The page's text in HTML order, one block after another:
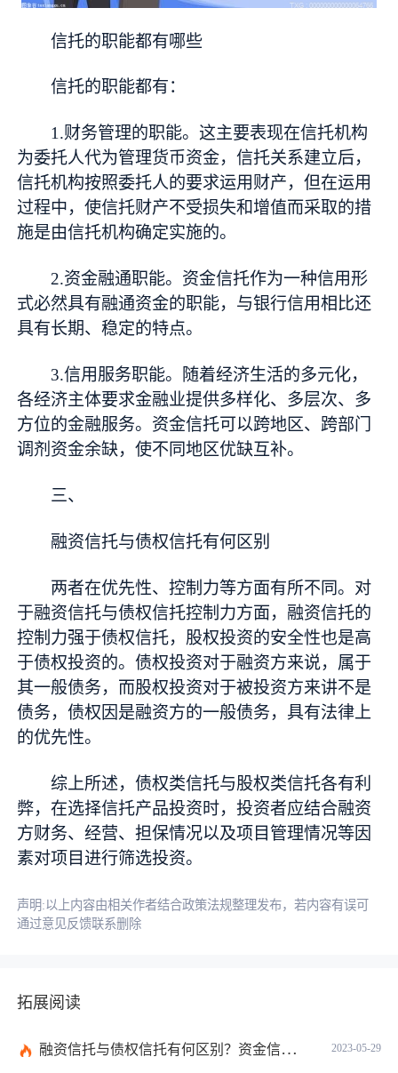
信托的职能都有哪些
信托的职能都有：
1.财务管理的职能。这主要表现在信托机构
为委托人代为管理货币资金，信托关系建立后，
信托机构按照委托人的要求运用财产，但在运用
过程中，使信托财产不受损失和增值而采取的措
施是由信托机构确定实施的。
2.资金融通职能。资金信托作为一种信用形
式必然具有融通资金的职能，与银行信用相比还
具有长期、稳定的特点。
3.信用服务职能。随着经济生活的多元化，
各经济主体要求金融业提供多样化、多层次、多
方位的金融服务。资金信托可以跨地区、跨部门
调剂资金余缺，使不同地区优缺互补。
三、
融资信托与债权信托有何区别
两者在优先性、控制力等方面有所不同。对
于融资信托与债权信托控制力方面，融资信托的
控制力强于债权信托，股权投资的安全性也是高
于债权投资的。债权投资对于融资方来说，属于
其一般债务，而股权投资对于被投资方来讲不是
债务，债权因是融资方的一般债务，具有法律上
的优先性。
综上所述，债权类信托与股权类信托各有利
弊，在选择信托产品投资时，投资者应结合融资
方财务、经营、担保情况以及项目管理情况等因
素对项目进行筛选投资。
声明:以上内容由相关作者结合政策法规整理发布，若内容有误可
通过意见反馈联系删除
拓展阅读
2023-05-29
融资信托与债权信托有何区别？资金信托作为一种信用形式必然具有融通资金的职能吗？